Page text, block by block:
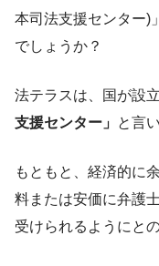
本司法支援センター)
でしょうか？
法テラスは、国が設
支援センター」 と言
もともと、経済的に
料または安価に弁護
受けられるようにと